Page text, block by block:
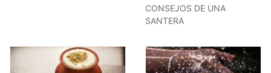
CONSEJOS DE UNA
SANTERA